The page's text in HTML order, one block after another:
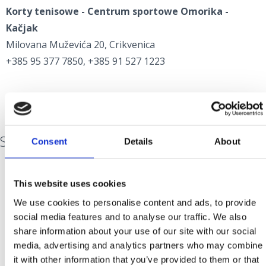
Consent Details About
This website uses cookies
We use cookies to personalise content and ads, to provide
social media features and to analyse our traffic. We also
share information about your use of our site with our social
media, advertising and analytics partners who may combine
it with other information that you’ve provided to them or that
Korty tenisowe - Centrum sportowe Omorika -
Kačjak
Milovana Muževića 20, Crikvenica
+385 95 377 7850, +385 91 527 1223
SPORTY WODNE
Urozmaić wakacje przygodą z dawką adrenaliną,
która uczyni je jeszcze atrakcyjniejszymi.
Przypływ adrenaliny poczujesz wybierając:
przejażdżkę na holowanych pontonach i